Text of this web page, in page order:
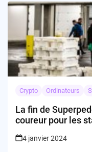
Crypto Ordinateurs
La fin de
coureur pour les
4 janvier 2024